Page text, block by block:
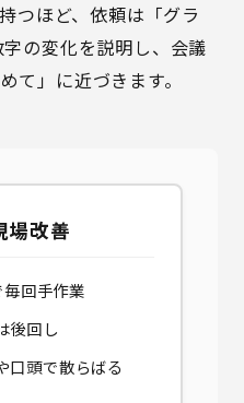
つほど、依頼は「グラ
の変化を説明し、会議
て」に近づきます。
場改善
回手作業
後回し
口頭で散らばる